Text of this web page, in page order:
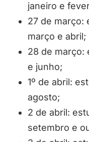
janeiro e
27 de março:
março e abril;
28 de março:
e junho;
1º de abril:
agosto;
2 de abril:
setembro e